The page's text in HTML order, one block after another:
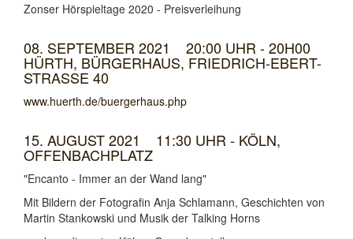
Zonser Hörspieltage 2020 - Preisverleihung
08. SEPTEMBER 2021 20:00 UHR - 20H00
HÜRTH, BÜRGERHAUS, FRIEDRICH-EBERT-
STRASSE 40
www.huerth.de/buergerhaus.php
15. AUGUST 2021 11:30 UHR - KÖLN,
OFFENBACHPLATZ
"Encanto - Immer an der Wand lang"
Mit Bildern der Fotografin Anja Schlamann, Geschichten von
Martin Stankowski und Musik der Talking Horns